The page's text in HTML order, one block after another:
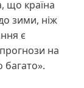
що країна
зими, ніж
є
на
багато».